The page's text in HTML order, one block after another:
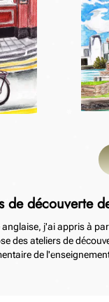
de découverte
anglaise, j'ai appris à
des ateliers de
de